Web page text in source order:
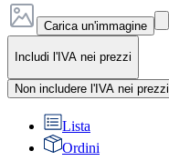
Carica un'immagine
Includi l'IVA nei prezzi
Non includere l'IVA nei prezzi
Lista
Ordini